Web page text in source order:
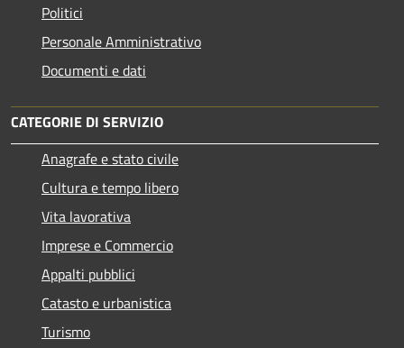
Politici
Personale Amministrativo
Documenti e dati
CATEGORIE DI SERVIZIO
Anagrafe e stato civile
Cultura e tempo libero
Vita lavorativa
Imprese e Commercio
Appalti pubblici
Catasto e urbanistica
Turismo